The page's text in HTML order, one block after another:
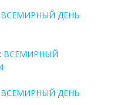
ВСЕМИРНЫЙ ДЕНЬ
ВСЕМИРНЫЙ
ВСЕМИРНЫЙ ДЕНЬ